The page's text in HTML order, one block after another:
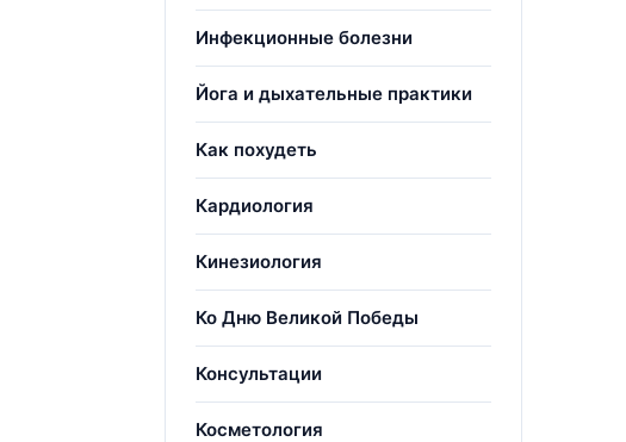
Инфекционные болезни
Йога и дыхательные практики
Как похудеть
Кардиология
Кинезиология
Ко Дню Великой Победы
Консультации
Косметология